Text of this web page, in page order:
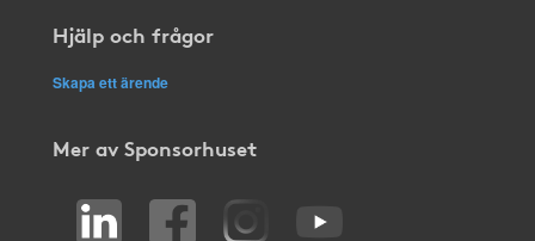
Hjälp och frågor
Skapa ett ärende
Mer av Sponsorhuset